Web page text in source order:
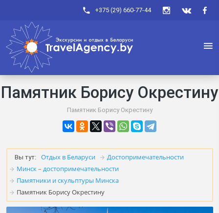
+375 (29) 660-77-44
Памятник Борису Окрестину
Памятник Борису Окрестину
Вы тут: Отдых в Беларуси
Достопримечательности
Минск – достопримечательности
Памятники и скульптуры Минска
Памятник Борису Окрестину